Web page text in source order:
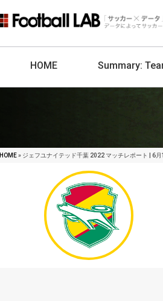
HOME Summary:
HOME» ジェフユナイテッド千葉 2022 マッチレポート | 6